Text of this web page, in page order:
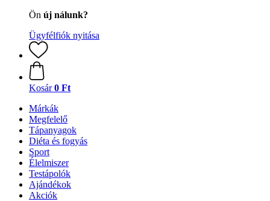
Ön új nálunk?
Ügyfélfiók nyitása
Kosár 0 Ft
Márkák
Megfelelő
Tápanyagok
Diéta és fogyás
Sport
Élelmiszer
Testápolók
Ajándékok
Akciók